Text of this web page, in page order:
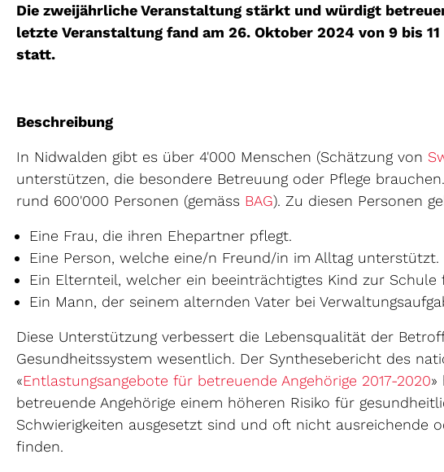
Die zweijährliche Veranstaltung stärkt und würdigt
letzte Veranstaltung fand am 26. Oktober 2024 von 9 bis
statt.
Beschreibung
In Nidwalden gibt es über 4'000 Menschen (Schätzung von
unterstützen, die besondere Betreuung oder Pflege
rund 600'000 Personen (gemäss BAGExterner Link wird in
). Zu diesen Personen
Eine Frau, die ihren Ehepartner pflegt.
Eine Person, welche eine/n Freund/in im Alltag unterstützt.
Ein Elternteil, welcher ein beeinträchtigtes Kind zur Schule
Ein Mann, der seinem alternden Vater bei
Diese Unterstützung verbessert die Lebensqualität der
Gesundheitssystem wesentlich. Der Synthesebericht des
«Entlastungsangebote für betreuende Angehörige 2017-2020»
betreuende Angehörige einem höheren Risiko für
Schwierigkeiten ausgesetzt sind und oft nicht ausreichende
finden.